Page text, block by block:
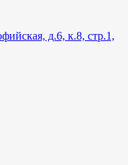
д.6, к.8, стр.1,